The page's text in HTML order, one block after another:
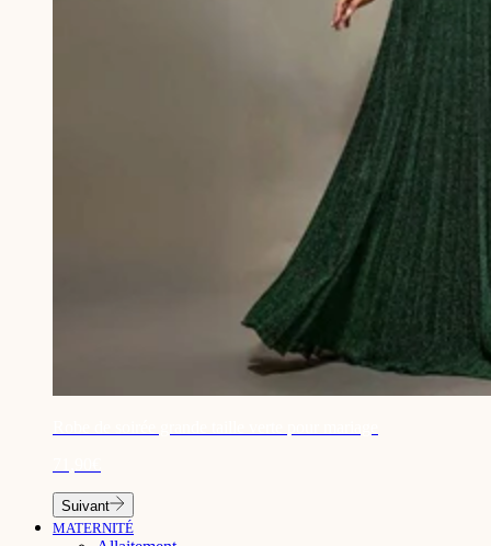
Suivant
MATERNITÉ